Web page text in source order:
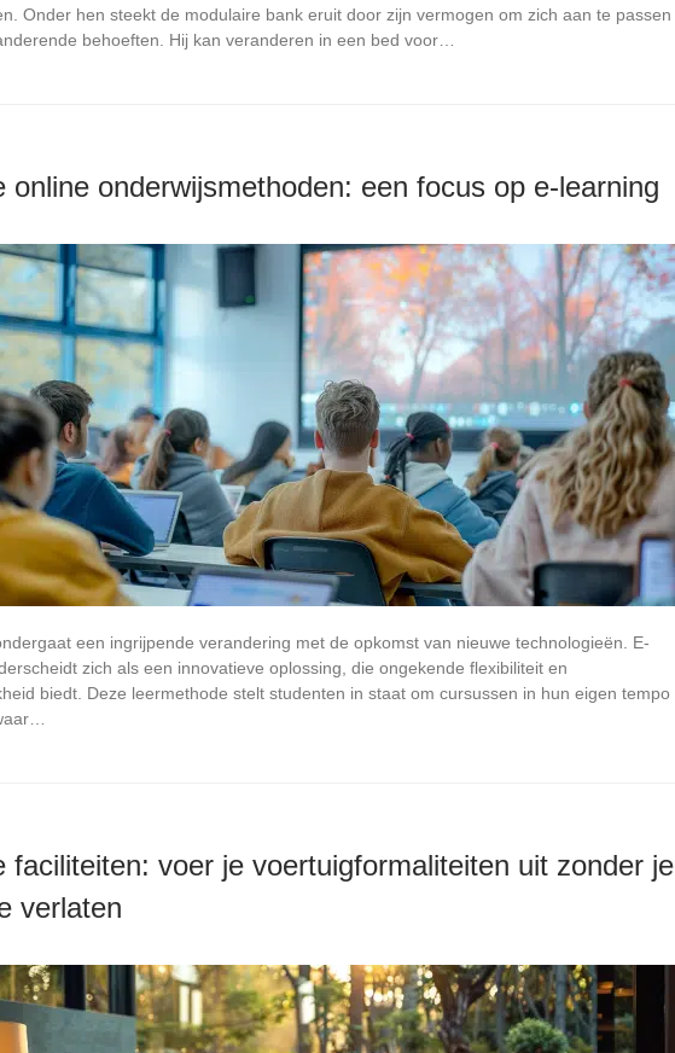
Onder hen steekt de modulaire bank eruit door zijn vermogen om zich aan te passen
behoeften. Hij kan veranderen in een bed voor…
online onderwijsmethoden: een focus op e-learning
een ingrijpende verandering met de opkomst van nieuwe technologieën. E-
zich als een innovatieve oplossing, die ongekende flexibiliteit en
biedt. Deze leermethode stelt studenten in staat om cursussen in hun eigen tempo
faciliteiten: voer je voertuigformaliteiten uit zonder je
verlaten